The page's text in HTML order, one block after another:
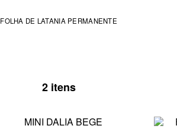
FOLHA DE LATANIA PERMANENTE
2 itens